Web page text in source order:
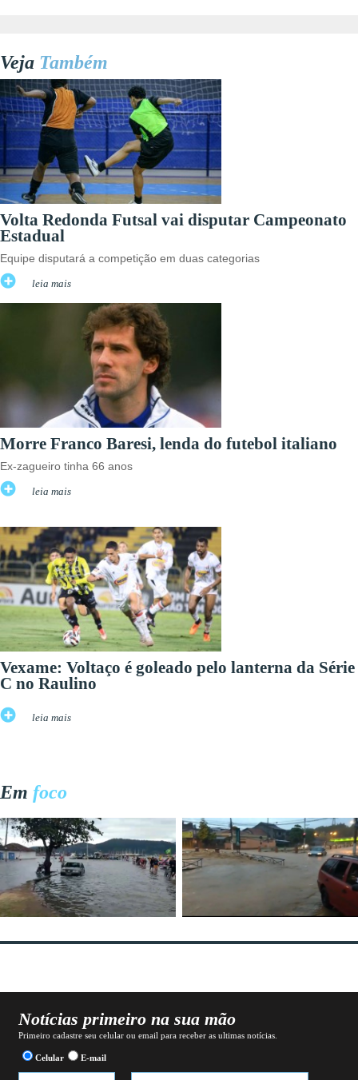
Veja Também
Volta Redonda Futsal vai disputar Campeonato
Estadual
Equipe disputará a competição em duas categorias
leia mais
Morre Franco Baresi, lenda do futebol italiano
Ex-zagueiro tinha 66 anos
leia mais
Vexame: Voltaço é goleado pelo lanterna da Série
C no Raulino
leia mais
Em foco
Notícias primeiro na sua mão
Primeiro cadastre seu celular ou email para receber as ultimas notícias.
Celular E-mail